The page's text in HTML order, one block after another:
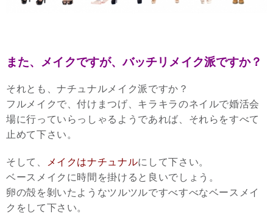
また、メイクですが、バッチリメイク派ですか？
それとも、ナチュナルメイク派ですか？
フルメイクで、付けまつげ、キラキラのネイルで婚活会
場に行っていらっしゃるようであれば、それらをすべて
止めて下さい。
そして、 メイクはナチュナルにして下さい。
ベースメイクに時間を掛けると良いでしょう。
卵の殻を剝いたようなツルツルですべすべなベースメイ
クをして下さい。